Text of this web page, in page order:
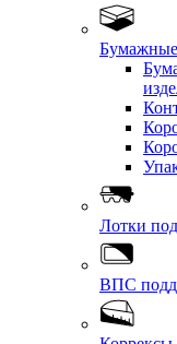
Бумажные
Лотки
ВПС